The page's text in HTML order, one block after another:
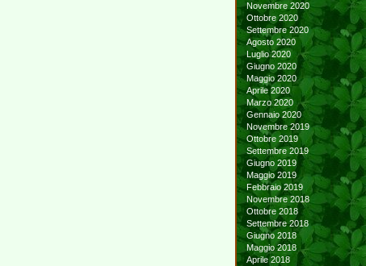
Novembre 2020
Ottobre 2020
Settembre 2020
Agosto 2020
Luglio 2020
Giugno 2020
Maggio 2020
Aprile 2020
Marzo 2020
Gennaio 2020
Novembre 2019
Ottobre 2019
Settembre 2019
Giugno 2019
Maggio 2019
Febbraio 2019
Novembre 2018
Ottobre 2018
Settembre 2018
Giugno 2018
Maggio 2018
Aprile 2018